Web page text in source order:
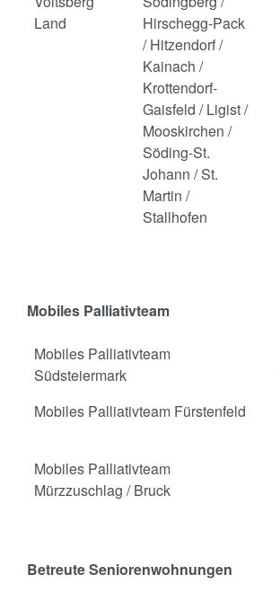
Land
Hirschegg-Pack
/ Hitzendorf /
Kainach /
Krottendorf-
Gaisfeld / Ligist /
Mooskirchen /
Söding-St.
Johann / St.
Martin /
Stallhofen
Mobiles Palliativteam
Mobiles Palliativteam
Südsteiermark
Mobiles Palliativteam Fürstenfeld
Mobiles Palliativteam
Mürzzuschlag / Bruck
Betreute Seniorenwohnungen